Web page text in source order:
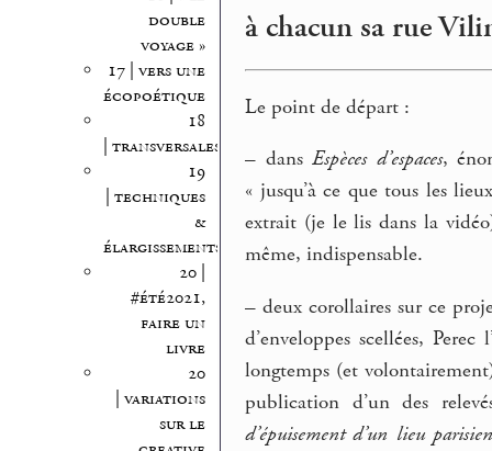
double
voyage »
17 | vers une
écopoétique
18
| transversales
19
| techniques
&
élargissements
20 |
#été2021,
faire un
livre
20
| variations
sur le
à chacun sa rue
Le point de départ :
– dansEspèces d’espaces,
« jusqu’à ce que tous les
extrait (je le lis dans la
même, indispensable.
– deux corollaires sur ce
d’enveloppes scellées,
longtemps (et
publication d’un des
d’épuisement d’un lieu